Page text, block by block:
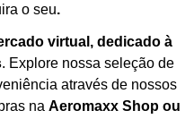
o seu.
virtual, dedicado à
. Explore nossa seleção de
através de nossos
na Aeromaxx Shop ou